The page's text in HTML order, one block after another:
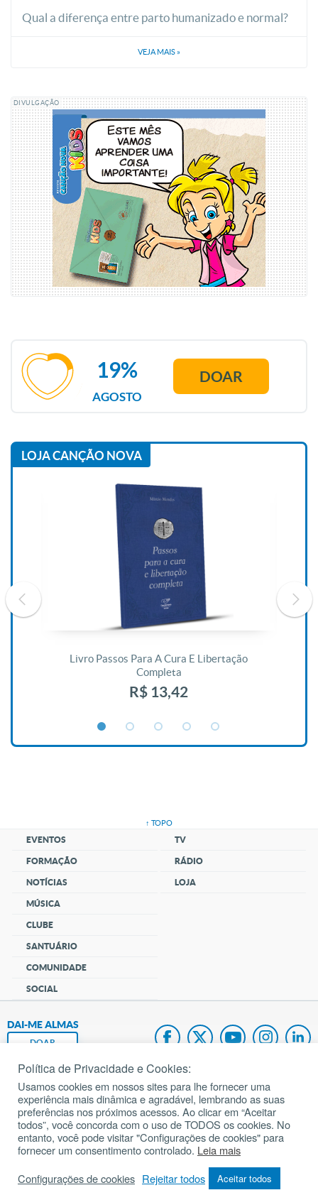
Qual a diferença entre parto humanizado e normal?
VEJA MAIS »
DIVULGAÇÃO
AGOSTO
19% DOAR
LOJA CANÇÃO NOVA
Livro Passos Para A Cura E Libertação
Completa
R$ 13,42
↑ TOPO
EVENTOS
FORMAÇÃO
NOTÍCIAS
MÚSICA
CLUBE
SANTUÁRIO
COMUNIDADE
SOCIAL
TV
RÁDIO
LOJA
DAI-ME ALMAS
DOAR
Fundação João Paulo II
Pedido de Oração
Mapa do site
Todos os direitos reservados.
Política de Privacidade e Cookies:
Usamos cookies em nossos sites para lhe fornecer uma
experiência mais dinâmica e agradável, lembrando as suas
preferências nos próximos acessos. Ao clicar em “Aceitar
todos”, você concorda com o uso de TODOS os cookies. No
entanto, você pode visitar "Configurações de cookies" para
fornecer um consentimento controlado. Leia mais
Configurações de cookies Rejeitar todos Aceitar todos